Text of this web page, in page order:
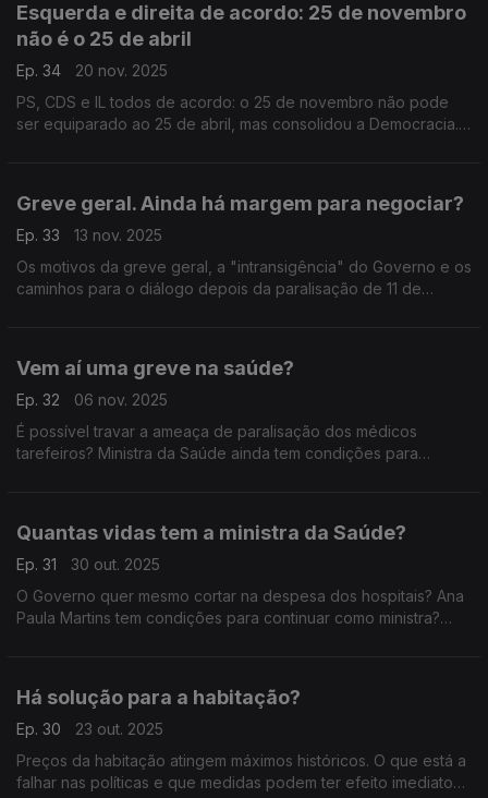
Esquerda e direita de acordo: 25 de novembro
não é o 25 de abril
Ep. 34
20 nov. 2025
PS, CDS e IL todos de acordo: o 25 de novembro não pode
ser equiparado ao 25 de abril, mas consolidou a Democracia.
Greve geral. Ainda há margem para negociar?
Ep. 33
13 nov. 2025
Os motivos da greve geral, a "intransigência" do Governo e os
caminhos para o diálogo depois da paralisação de 11 de
Vem aí uma greve na saúde?
Ep. 32
06 nov. 2025
É possível travar a ameaça de paralisação dos médicos
tarefeiros? Ministra da Saúde ainda tem condições para
Quantas vidas tem a ministra da Saúde?
Ep. 31
30 out. 2025
O Governo quer mesmo cortar na despesa dos hospitais? Ana
Paula Martins tem condições para continuar como ministra?
Há solução para a habitação?
Ep. 30
23 out. 2025
Preços da habitação atingem máximos históricos. O que está a
falhar nas políticas e que medidas podem ter efeito imediato?